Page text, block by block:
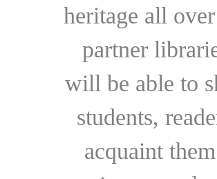
heritage all
partner
will be able to
students,
acquaint